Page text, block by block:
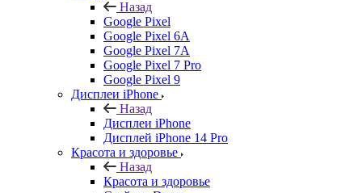
Назад
Google Pixel
Google Pixel 6A
Google Pixel 7А
Google Pixel 7 Pro
Google Pixel 9
Дисплеи iPhone
Назад
Дисплеи iPhone
Дисплей iPhone 14 Pro
Красота и здоровье
Назад
Красота и здоровье